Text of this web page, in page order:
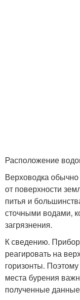
Расположение
Верховодка обычно
от поверхности
питья и
сточными водами,
загрязнения.
К сведению.
реагировать на
горизонты.
места бурения
полученные